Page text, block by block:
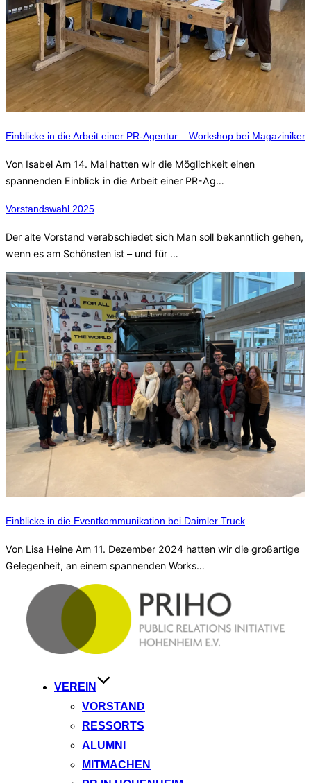
Einblicke in die Arbeit einer PR-Agentur – Workshop bei Magaziniker
Von Isabel Am 14. Mai hatten wir die Möglichkeit einen
spannenden Einblick in die Arbeit einer PR-Ag…
Vorstandswahl 2025
Der alte Vorstand verabschiedet sich Man soll bekanntlich gehen,
wenn es am Schönsten ist – und für …
Einblicke in die Eventkommunikation bei Daimler Truck
Von Lisa Heine Am 11. Dezember 2024 hatten wir die großartige
Gelegenheit, an einem spannenden Works…
Inhalt
springen
VEREIN
VORSTAND
RESSORTS
ALUMNI
MITMACHEN